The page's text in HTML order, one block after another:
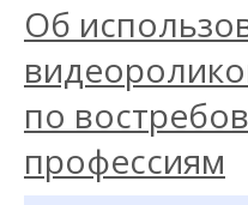
Об
по
профессиям